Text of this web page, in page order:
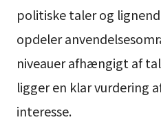
politiske taler og
opdeler
niveauer afhængigt af
ligger en klar vurdering
interesse.